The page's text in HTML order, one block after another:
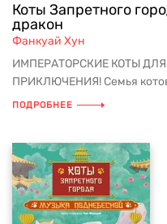
Коты Запретного
дракон
Фанкуай Хун
ИМПЕРАТОРСКИЕ КОТЫ
ПРИКЛЮЧЕНИЯ! Семья
ПОДРОБНЕЕ